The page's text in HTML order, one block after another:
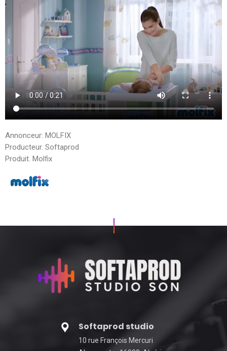
Annonceur: MOLFIX
Producteur. Softaprod
Produit. Molfix
Softaprod studio
10 rue François Mercuri